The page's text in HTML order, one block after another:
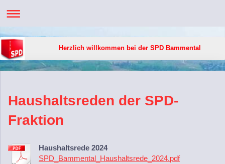
Herzlich willkommen bei der SPD Bammental
Haushaltsreden der SPD-
Fraktion
Haushaltsrede 2024
SPD_Bammental_Haushaltsrede_2024.pdf